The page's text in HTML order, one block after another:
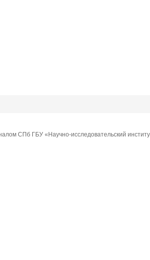
СПб ГБУ «Научно-исследовательский